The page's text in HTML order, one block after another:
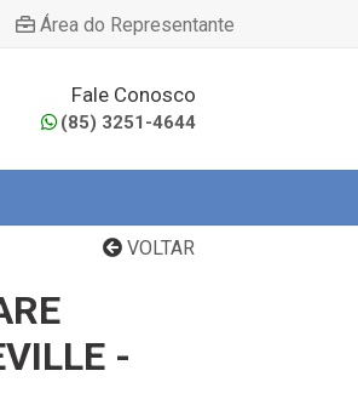
Área do Representante
Fale Conosco
(85) 3251-4644
VOLTAR
-